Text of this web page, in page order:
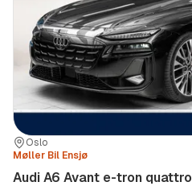
Sted:
Oslo
Forhandler:
Møller Bil Ensjø
Audi A6 Avant e-tron quattro